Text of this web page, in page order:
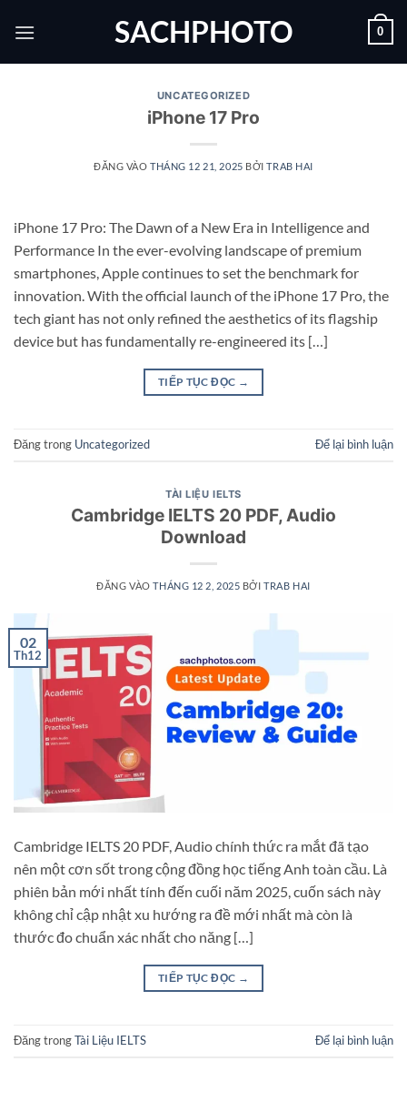
qua
SACHPHOTO 0
UNCATEGORIZED
iPhone 17 Pro
ĐĂNG VÀOTHÁNG 12 21, 2025 BỞITRAB HAI
iPhone 17 Pro: The Dawn of a New Era in Intelligence and
Performance In the ever-evolving landscape of premium
smartphones, Apple continues to set the benchmark for
innovation. With the official launch of the iPhone 17 Pro, the
tech giant has not only refined the aesthetics of its flagship
device but has fundamentally re-engineered its […]
TIẾP TỤC ĐỌC →
Đăng trong Uncategorized Để lại bình luận
TÀI LIỆU IELTS
Cambridge IELTS 20 PDF, Audio
Download
ĐĂNG VÀOTHÁNG 12 2, 2025 BỞITRAB HAI
02
Th12
Cambridge IELTS 20 PDF, Audio chính thức ra mắt đã tạo
nên một cơn sốt trong cộng đồng học tiếng Anh toàn cầu. Là
phiên bản mới nhất tính đến cuối năm 2025, cuốn sách này
không chỉ cập nhật xu hướng ra đề mới nhất mà còn là
thước đo chuẩn xác nhất cho năng […]
TIẾP TỤC ĐỌC →
Đăng trongTài Liệu IELTS Để lại bình luận